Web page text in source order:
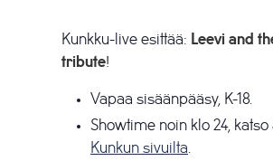
Kunkku-live esittää: Leevi and
tribute!
Vapaa sisäänpääsy, K-18.
Showtime noin klo 24,
Kunkun sivuilta